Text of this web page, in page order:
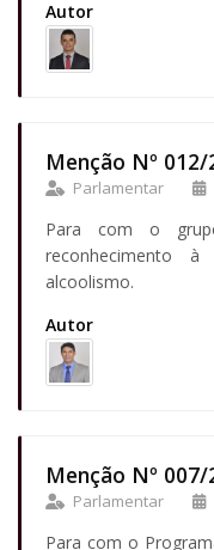
Autor
Menção Nº 012/
Parlamentar
Para com o
reconhecimento
alcoolismo.
Autor
Menção Nº 007/
Parlamentar
Para com o